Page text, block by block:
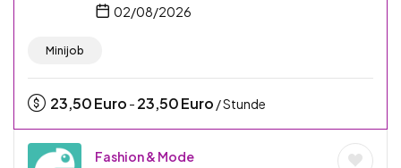
02/08/2026
Minijob
23,50Euro - 23,50Euro / Stunde
Fashion & Mode